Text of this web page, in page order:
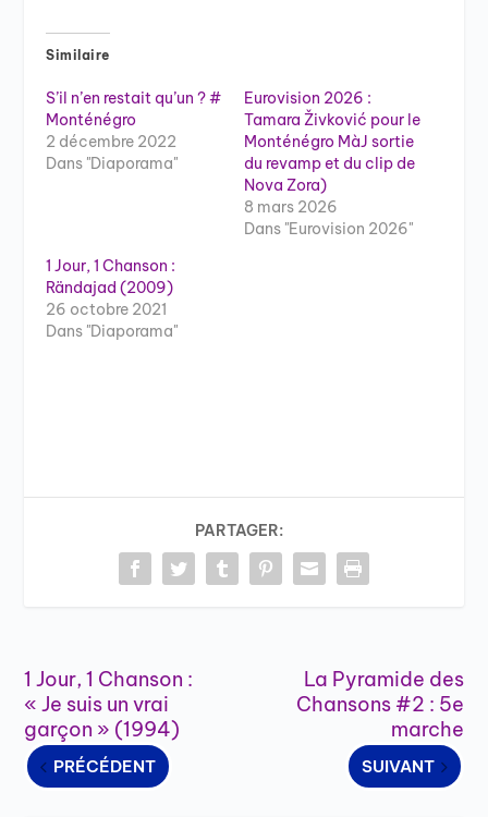
Similaire
S’il n’en restait qu’un ? #
Monténégro
2 décembre 2022
Dans "Diaporama"
Eurovision 2026 :
Tamara Živković pour le
Monténégro MàJ sortie
du revamp et du clip de
Nova Zora)
8 mars 2026
Dans "Eurovision 2026"
1 Jour, 1 Chanson :
Rändajad (2009)
26 octobre 2021
Dans "Diaporama"
PARTAGER:
1 Jour, 1 Chanson :
« Je suis un vrai
garçon » (1994)
PRÉCÉDENT
La Pyramide des
Chansons #2 : 5e
marche
SUIVANT